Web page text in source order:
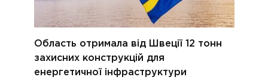
Область отримала від Швеції 12 тонн
захисних конструкцій для
енергетичної інфраструктури